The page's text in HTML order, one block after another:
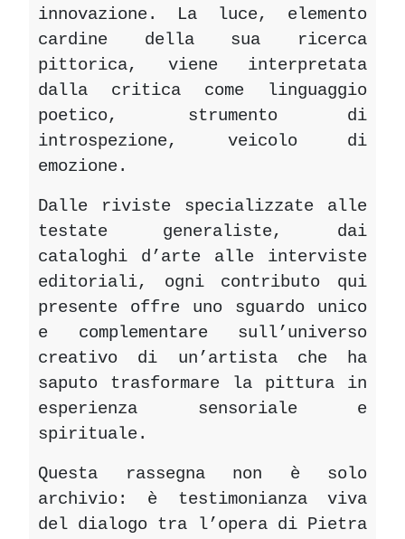
innovazione. La luce, elemento
cardine della sua ricerca
pittorica, viene interpretata
dalla critica come linguaggio
poetico, strumento di
introspezione, veicolo di
emozione.
Dalle riviste specializzate alle
testate generaliste, dai
cataloghi d’arte alle interviste
editoriali, ogni contributo qui
presente offre uno sguardo unico
e complementare sull’universo
creativo di un’artista che ha
saputo trasformare la pittura in
esperienza sensoriale e
spirituale.
Questa rassegna non è solo
archivio: è testimonianza viva
del dialogo tra l’opera di Pietra